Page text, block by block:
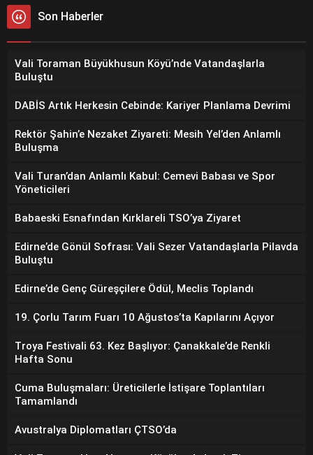
Son Haberler
Vali Toraman Büyükhusun Köyü’nde Vatandaşlarla
Buluştu
DABİS Artık Herkesin Cebinde: Kariyer Planlama Devrimi
Rektör Şahin’e Nezaket Ziyareti: Mesih Yel’den Anlamlı
Buluşma
Vali Turan’dan Anlamlı Kabul: Cemevi Babası ve Spor
Yöneticileri
Babaeski Esnafından Kırklareli TSO’ya Ziyaret
Edirne’de Gönül Sofrası: Vali Sezer Vatandaşlarla Pilavda
Buluştu
Edirne’de Genç Güreşçilere Ödül, Meclis Toplandı
19. Çorlu Tarım Fuarı 10 Ağustos’ta Kapılarını Açıyor
Troya Festivali 63. Kez Başlıyor: Çanakkale’de Renkli
Hafta Sonu
Cuma Buluşmaları: Üreticilerle İstişare Toplantıları
Tamamlandı
Avustralya Diplomatları ÇTSO’da